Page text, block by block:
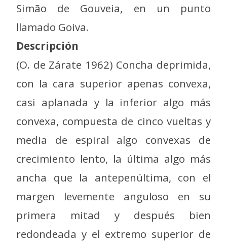
Simão de Gouveia, en un punto
llamado Goiva.
Descripción
(O. de Zárate 1962) Concha deprimida,
con la cara superior apenas convexa,
casi aplanada y la inferior algo más
convexa, compuesta de cinco vueltas y
media de espiral algo convexas de
crecimiento lento, la última algo más
ancha que la antepenúltima, con el
margen levemente anguloso en su
primera mitad y después bien
redondeada y el extremo superior de